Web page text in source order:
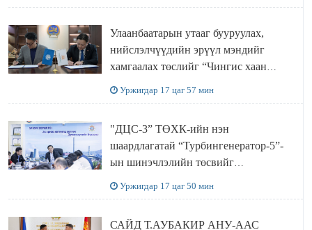
Улаанбаатарын утааг бууруулах,
нийслэлчүүдийн эрүүл мэндийг
хамгаалах төслийг “Чингис хаан
Уржигдар 17 цаг 57 мин
"ДЦС-3” ТӨХК-ийн нэн
шаардлагатай “Турбингенератор-5”-
ын шинэчлэлийн төсвийг
Уржигдар 17 цаг 50 мин
САЙД Т.АУБАКИР АНУ-ААС